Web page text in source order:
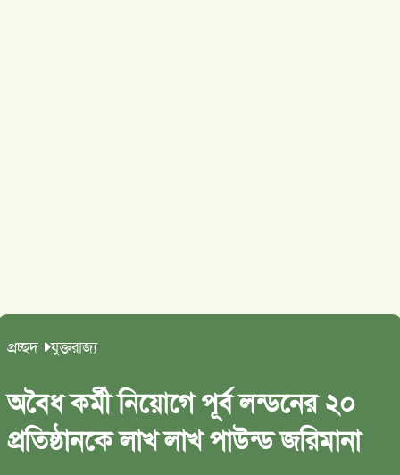
প্রচ্ছদ যুক্তরাজ্য
অবৈধ কর্মী নিয়োগে পূর্ব লন্ডনের ২০
প্রতিষ্ঠানকে লাখ লাখ পাউন্ড জরিমানা